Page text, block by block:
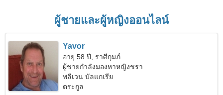
ผู้ชายและผู้หญิงออนไลน์
Yavor
อายุ 58 ปี, ราศีกุมภ์
ผู้ชายกำลังมองหาหญิงชรา
พลีเวน บัลแกเรีย
ตระกูล